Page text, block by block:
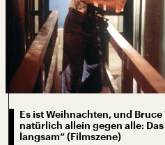
Es ist Weihnachten, und
natürlich allein gegen alle:
langsam“ (Filmszene)